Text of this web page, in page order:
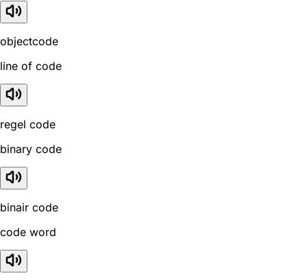
objectcode
line of code
regel code
binary code
binair code
code word